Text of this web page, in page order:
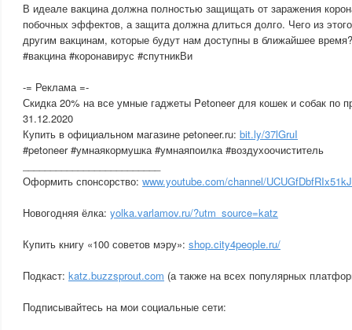
В идеале вакцина должна полностью защищать от заражения
побочных эффектов, а защита должна длиться долго. Чего из
другим вакцинам, которые будут нам доступны в ближайшее время?
#вакцина #коронавирус #спутникВи
-= Реклама =-
Скидка 20% на все умные гаджеты Petoneer для кошек и собак по
31.12.2020
Купить в официальном магазине petoneer.ru: bit.ly/37lGruI
#petoneer #умнаякормушка #умнаяпоилка #воздухоочиститель
Оформить спонсорство: www.youtube.com/channel/
Новогодняя ёлка: yolka.varlamov.ru/?utm_source=katz
Купить книгу «100 советов мэру»: shop.city4people.ru/
Подкаст: katz.buzzsprout.com (а также на всех популярных
Подписывайтесь на мои социальные сети: